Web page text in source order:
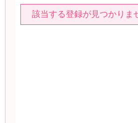
該当する登録が見つかり